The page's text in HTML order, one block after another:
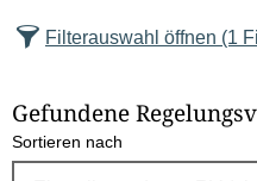
z
l
E
Filterauswahl öffnen (1
Gefundene
Sortieren nach